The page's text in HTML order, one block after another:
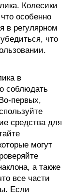
Колесики
особенно
в регулярном
что
в
соблюдать
первых,
средства для
могут
а также
все части
Если